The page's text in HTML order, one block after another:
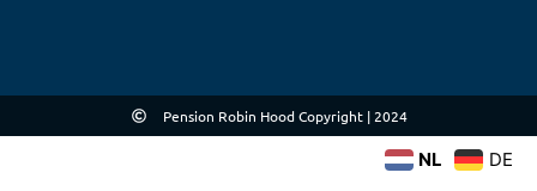
Pension Robin Hood Copyright | 2024
NL DE